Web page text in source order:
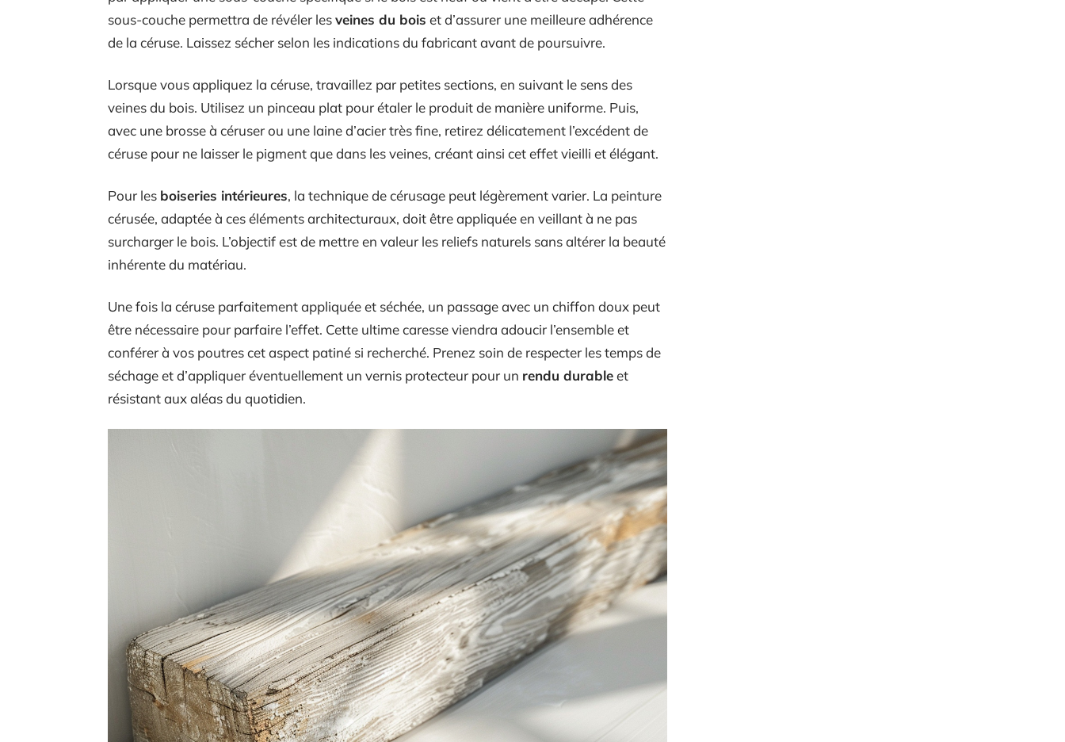
sous-couche permettra de révéler lesveines du bois et d’assurer une meilleure adhérence
de la céruse. Laissez sécher selon les indications du fabricant avant de poursuivre.
Lorsque vous appliquez la céruse, travaillez par petites sections, en suivant le sens des
veines du bois. Utilisez un pinceau plat pour étaler le produit de manière uniforme. Puis,
avec une brosse à céruser ou une laine d’acier très fine, retirez délicatement l’excédent de
céruse pour ne laisser le pigment que dans les veines, créant ainsi cet effet vieilli et élégant.
Pour les boiseries intérieures, la technique de cérusage peut légèrement varier. La peinture
cérusée, adaptée à ces éléments architecturaux, doit être appliquée en veillant à ne pas
surcharger le bois. L’objectif est de mettre en valeur les reliefs naturels sans altérer la beauté
inhérente du matériau.
Une fois la céruse parfaitement appliquée et séchée, un passage avec un chiffon doux peut
être nécessaire pour parfaire l’effet. Cette ultime caresse viendra adoucir l’ensemble et
conférer à vos poutres cet aspect patiné si recherché. Prenez soin de respecter les temps de
séchage et d’appliquer éventuellement un vernis protecteur pour un rendu durableet
résistant aux aléas du quotidien.